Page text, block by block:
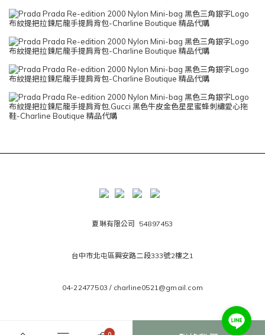
夏琳有限公司 54897453
台中市北屯區興安路二段333號2樓之1
04-22477503 / charline0521@gmail.com